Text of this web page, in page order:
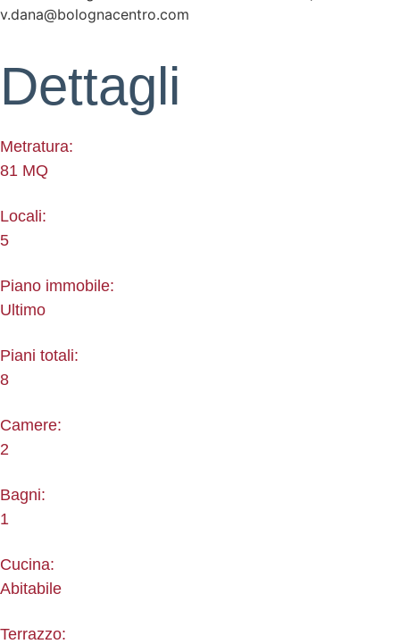
v.dana@bolognacentro.com
Dettagli
Metratura:
81 MQ
Locali:
5
Piano immobile:
Ultimo
Piani totali:
8
Camere:
2
Bagni:
1
Cucina:
Abitabile
Terrazzo: